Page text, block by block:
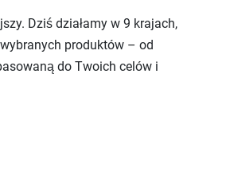
Dziś działamy w 9 krajach,
produktów – od
do Twoich celów i